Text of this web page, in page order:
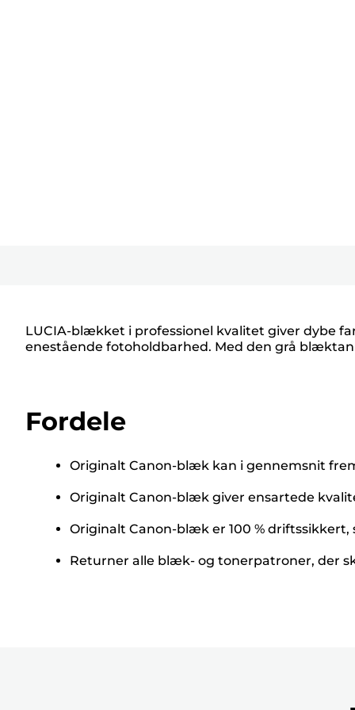
LUCIA-blækket i professionel kvalitet giver dybe
enestående fotoholdbarhed. Med den grå blæktank
Fordele
Originalt Canon-blæk kan i gennemsnit
Originalt Canon-blæk giver ensartede
Originalt Canon-blæk er 100 %
Returner alle blæk- og tonerpatroner, der